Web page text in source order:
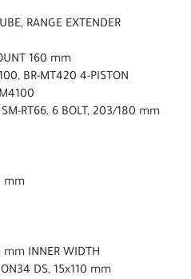
RANGE EXTENDER
160 mm
BR-MT420 4-PISTON
RT66, 6 BOLT, 203/180 mm
mm
mm INNER WIDTH
DS, 15x110 mm